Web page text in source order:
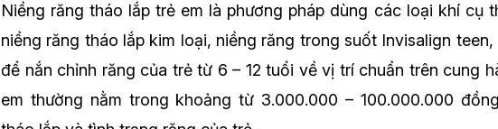
Niềng răng tháo lắp trẻ em là phương pháp dùng các loại khí cụ
niềng răng tháo lắp kim loại, niềng răng trong suốt Invisalign
để nắn chỉnh răng của trẻ từ 6 – 12 tuổi về vị trí chuẩn trên cung
em thường nằm trong khoảng từ 3.000.000 – 100.000.000